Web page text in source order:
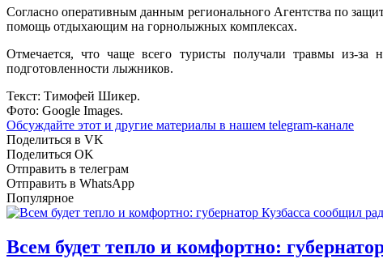
Согласно оперативным данным регионального Агентства по
помощь отдыхающим на горнолыжных комплексах.
Отмечается, что чаще всего туристы получали травмы из-за
подготовленности лыжников.
Текст: Тимофей Шикер.
Фото: Google Images.
Обсуждайте этот и другие материалы в нашем telegram-канале
Поделиться в VK
Поделиться OK
Отправить в телеграм
Отправить в WhatsApp
Популярное
Всем будет тепло и комфортно: